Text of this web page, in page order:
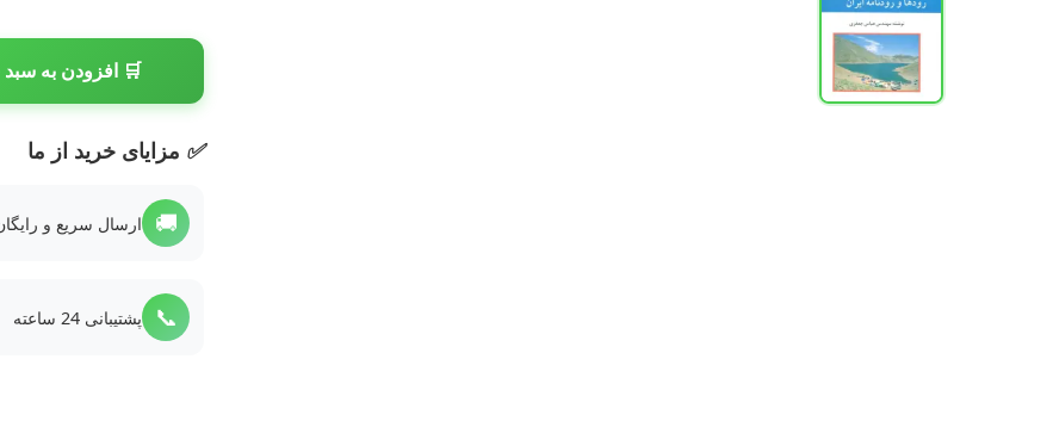
🛒 افزودن به سبد
✅ مزایای خرید از ما
🚚 ارسال سریع و
📞 پشتیبانی 24 ساعته